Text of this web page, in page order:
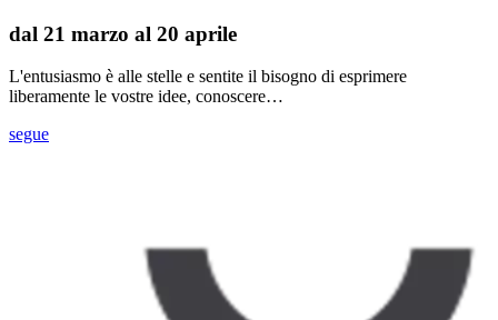
dal 21 marzo al 20 aprile
L'entusiasmo è alle stelle e sentite il bisogno di esprimere
liberamente le vostre idee, conoscere…
segue